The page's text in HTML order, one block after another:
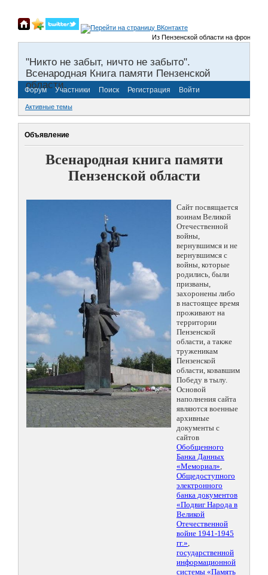
Из Пензенской области на фронты
"Никто не забыт, ничто не забыто".
Всенародная Книга памяти Пензенской
области.
Форум Участники Поиск Регистрация Войти
Активные темы
Объявление
Всенародная книга памяти
Пензенской области
Сайт посвящается
воинам Великой
Отечественной
войны,
вернувшимся и не
вернувшимся с
войны, которые
родились, были
призваны,
захоронены либо
в настоящее время
проживают на
территории
Пензенской
области, а также
труженикам
Пензенской
области, ковавшим
Победу в тылу.
Основой
наполнения сайта
являются военные
архивные
документы с
сайтов
Обобщенного
Банка Данных
«Мемориал»,
Общедоступного
электронного
банка документов
«Подвиг Народа в
Великой
Отечественной
войне 1941-1945
гг.»,
государственной
информационной
системы «Память